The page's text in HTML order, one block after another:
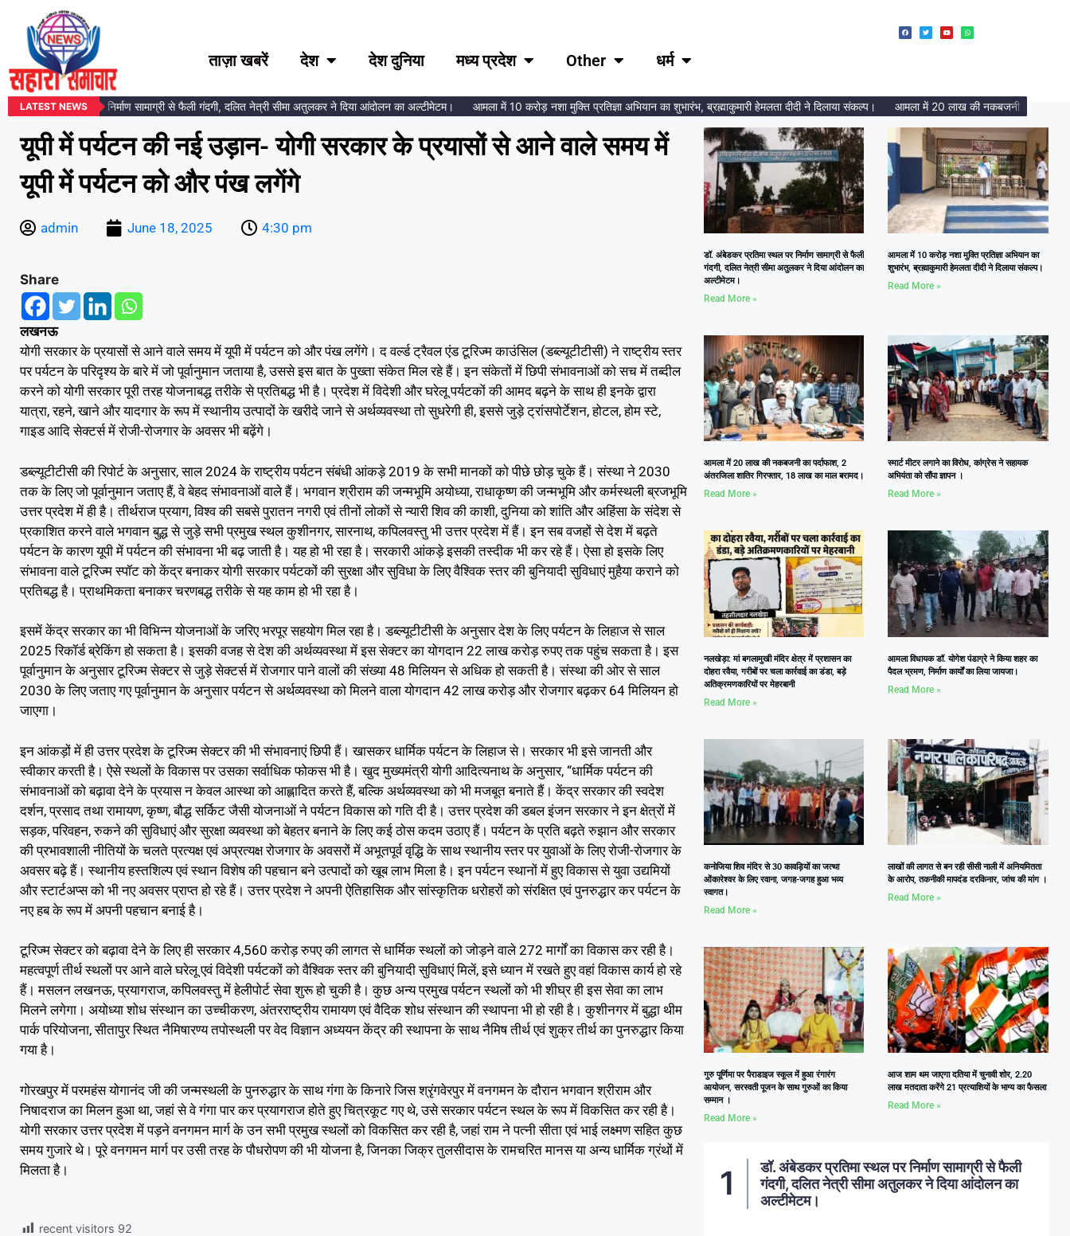
ताज़ा खबरें देश देश दुनिया मध्य प्रदेश Other धर्म
LATEST NEWS
प्रतिमा स्थल पर निर्माण सामाग्री से फैली गंदगी, दलित नेत्री सीमा अतुलकर ने दिया आंदोलन का अल्टीमेटम। आमला में 10 करोड़ नशा मुक्ति प्रतिज्ञा अभियान का शुभारंभ, ब्रह्माकुमारी हेमलता दीदी ने दिलाया संकल्प। आमला में 20 लाख की नकबजनी का पर्दाफाश, 2
यूपी में पर्यटन की नई उड़ान- योगी सरकार के प्रयासों से आने वाले समय में
यूपी में पर्यटन को और पंख लगेंगे
admin June 18, 2025 4:30 pm
Share
लखनऊ
योगी सरकार के प्रयासों से आने वाले समय में यूपी में पर्यटन को और पंख लगेंगे। द वर्ल्ड ट्रैवल एंड टूरिज्म काउंसिल (डब्ल्यूटीटीसी) ने राष्ट्रीय स्तर
पर पर्यटन के परिदृश्य के बारे में जो पूर्वानुमान जताया है, उससे इस बात के पुख्ता संकेत मिल रहे हैं। इन संकेतों में छिपी संभावनाओं को सच में तब्दील
करने को योगी सरकार पूरी तरह योजनाबद्ध तरीके से प्रतिबद्ध भी है। प्रदेश में विदेशी और घरेलू पर्यटकों की आमद बढ़ने के साथ ही इनके द्वारा
यात्रा, रहने, खाने और यादगार के रूप में स्थानीय उत्पादों के खरीदे जाने से अर्थव्यवस्था तो सुधरेगी ही, इससे जुड़े ट्रांसपोर्टेशन, होटल, होम स्टे,
गाइड आदि सेक्टर्स में रोजी-रोजगार के अवसर भी बढ़ेंगे।
डब्ल्यूटीटीसी की रिपोर्ट के अनुसार, साल 2024 के राष्ट्रीय पर्यटन संबंधी आंकड़े 2019 के सभी मानकों को पीछे छोड़ चुके हैं। संस्था ने 2030
तक के लिए जो पूर्वानुमान जताए हैं, वे बेहद संभावनाओं वाले हैं। भगवान श्रीराम की जन्मभूमि अयोध्या, राधाकृष्ण की जन्मभूमि और कर्मस्थली ब्रजभूमि
उत्तर प्रदेश में ही है। तीर्थराज प्रयाग, विश्व की सबसे पुरातन नगरी एवं तीनों लोकों से न्यारी शिव की काशी, दुनिया को शांति और अहिंसा के संदेश से
प्रकाशित करने वाले भगवान बुद्ध से जुड़े सभी प्रमुख स्थल कुशीनगर, सारनाथ, कपिलवस्तु भी उत्तर प्रदेश में हैं। इन सब वजहों से देश में बढ़ते
पर्यटन के कारण यूपी में पर्यटन की संभावना भी बढ़ जाती है। यह हो भी रहा है। सरकारी आंकड़े इसकी तस्दीक भी कर रहे हैं। ऐसा हो इसके लिए
संभावना वाले टूरिज्म स्पॉट को केंद्र बनाकर योगी सरकार पर्यटकों की सुरक्षा और सुविधा के लिए वैश्विक स्तर की बुनियादी सुविधाएं मुहैया कराने को
प्रतिबद्ध है। प्राथमिकता बनाकर चरणबद्ध तरीके से यह काम हो भी रहा है।
इसमें केंद्र सरकार का भी विभिन्न योजनाओं के जरिए भरपूर सहयोग मिल रहा है। डब्ल्यूटीटीसी के अनुसार देश के लिए पर्यटन के लिहाज से साल
2025 रिकॉर्ड ब्रेकिंग हो सकता है। इसकी वजह से देश की अर्थव्यवस्था में इस सेक्टर का योगदान 22 लाख करोड़ रुपए तक पहुंच सकता है। इस
पूर्वानुमान के अनुसार टूरिज्म सेक्टर से जुड़े सेक्टर्स में रोजगार पाने वालों की संख्या 48 मिलियन से अधिक हो सकती है। संस्था की ओर से साल
2030 के लिए जताए गए पूर्वानुमान के अनुसार पर्यटन से अर्थव्यवस्था को मिलने वाला योगदान 42 लाख करोड़ और रोजगार बढ़कर 64 मिलियन हो
जाएगा।
इन आंकड़ों में ही उत्तर प्रदेश के टूरिज्म सेक्टर की भी संभावनाएं छिपी हैं। खासकर धार्मिक पर्यटन के लिहाज से। सरकार भी इसे जानती और
स्वीकार करती है। ऐसे स्थलों के विकास पर उसका सर्वाधिक फोकस भी है। खुद मुख्यमंत्री योगी आदित्यनाथ के अनुसार, “धार्मिक पर्यटन की
संभावनाओं को बढ़ावा देने के प्रयास न केवल आस्था को आह्लादित करते हैं, बल्कि अर्थव्यवस्था को भी मजबूत बनाते हैं। केंद्र सरकार की स्वदेश
दर्शन, प्रसाद तथा रामायण, कृष्ण, बौद्ध सर्किट जैसी योजनाओं ने पर्यटन विकास को गति दी है। उत्तर प्रदेश की डबल इंजन सरकार ने इन क्षेत्रों में
सड़क, परिवहन, रुकने की सुविधाएं और सुरक्षा व्यवस्था को बेहतर बनाने के लिए कई ठोस कदम उठाए हैं। पर्यटन के प्रति बढ़ते रुझान और सरकार
की प्रभावशाली नीतियों के चलते प्रत्यक्ष एवं अप्रत्यक्ष रोजगार के अवसरों में अभूतपूर्व वृद्धि के साथ स्थानीय स्तर पर युवाओं के लिए रोजी-रोजगार के
अवसर बढ़े हैं। स्थानीय हस्तशिल्प एवं स्थान विशेष की पहचान बने उत्पादों को खूब लाभ मिला है। इन पर्यटन स्थानों में हुए विकास से युवा उद्यमियों
और स्टार्टअप्स को भी नए अवसर प्राप्त हो रहे हैं। उत्तर प्रदेश ने अपनी ऐतिहासिक और सांस्कृतिक धरोहरों को संरक्षित एवं पुनरुद्धार कर पर्यटन के
नए हब के रूप में अपनी पहचान बनाई है।
टूरिज्म सेक्टर को बढ़ावा देने के लिए ही सरकार 4,560 करोड़ रुपए की लागत से धार्मिक स्थलों को जोड़ने वाले 272 मार्गों का विकास कर रही है।
महत्वपूर्ण तीर्थ स्थलों पर आने वाले घरेलू एवं विदेशी पर्यटकों को वैश्विक स्तर की बुनियादी सुविधाएं मिलें, इसे ध्यान में रखते हुए वहां विकास कार्य हो रहे
हैं। मसलन लखनऊ, प्रयागराज, कपिलवस्तु में हेलीपोर्ट सेवा शुरू हो चुकी है। कुछ अन्य प्रमुख पर्यटन स्थलों को भी शीघ्र ही इस सेवा का लाभ
मिलने लगेगा। अयोध्या शोध संस्थान का उच्चीकरण, अंतरराष्ट्रीय रामायण एवं वैदिक शोध संस्थान की स्थापना भी हो रही है। कुशीनगर में बुद्धा थीम
पार्क परियोजना, सीतापुर स्थित नैमिषारण्य तपोस्थली पर वेद विज्ञान अध्ययन केंद्र की स्थापना के साथ नैमिष तीर्थ एवं शुक्र तीर्थ का पुनरुद्धार किया
गया है।
गोरखपुर में परमहंस योगानंद जी की जन्मस्थली के पुनरुद्धार के साथ गंगा के किनारे जिस श्रृंगवेरपुर में वनगमन के दौरान भगवान श्रीराम और
निषादराज का मिलन हुआ था, जहां से वे गंगा पार कर प्रयागराज होते हुए चित्रकूट गए थे, उसे सरकार पर्यटन स्थल के रूप में विकसित कर रही है।
योगी सरकार उत्तर प्रदेश में पड़ने वनगमन मार्ग के उन सभी प्रमुख स्थलों को विकसित कर रही है, जहां राम ने पत्नी सीता एवं भाई लक्ष्मण सहित कुछ
समय गुजारे थे। पूरे वनगमन मार्ग पर उसी तरह के पौधरोपण की भी योजना है, जिनका जिक्र तुलसीदास के रामचरित मानस या अन्य धार्मिक ग्रंथों में
मिलता है।
recent visitors 92
डॉ. अंबेडकर प्रतिमा स्थल पर निर्माण सामाग्री से फैली
गंदगी, दलित नेत्री सीमा अतुलकर ने दिया आंदोलन का
अल्टीमेटम।
Read More »
आमला में 10 करोड़ नशा मुक्ति प्रतिज्ञा अभियान का
शुभारंभ, ब्रह्माकुमारी हेमलता दीदी ने दिलाया संकल्प।
Read More »
आमला में 20 लाख की नकबजनी का पर्दाफाश, 2
अंतरजिला शातिर गिरफ्तार, 18 लाख का माल बरामद।
Read More »
स्मार्ट मीटर लगाने का विरोध, कांग्रेस ने सहायक
अभियंता को सौंपा ज्ञापन ।
Read More »
नलखेड़ा: मां बगलामुखी मंदिर क्षेत्र में प्रशासन का
दोहरा रवैया, गरीबों पर चला कार्रवाई का डंडा, बड़े
अतिक्रमणकारियों पर मेहरबानी
Read More »
आमला विधायक डॉ. योगेश पंडाग्रे ने किया शहर का
पैदल भ्रमण, निर्माण कार्यों का लिया जायजा।
Read More »
कनोजिया शिव मंदिर से 30 कावड़ियों का जत्था
ओंकारेश्वर के लिए रवाना, जगह-जगह हुआ भव्य
स्वागत।
Read More »
लाखों की लागत से बन रही सीसी नाली में अनियमितता
के आरोप, तकनीकी मापदंड दरकिनार, जांच की मांग ।
Read More »
गुरु पूर्णिमा पर पैराडाइज स्कूल में हुआ रंगारंग
आयोजन, सरस्वती पूजन के साथ गुरुओं का किया
सम्मान ।
Read More »
आज शाम थम जाएगा दतिया में चुनावी शोर, 2.20
लाख मतदाता करेंगे 21 प्रत्याशियों के भाग्य का फैसला
Read More »
डॉ. अंबेडकर प्रतिमा स्थल पर निर्माण सामाग्री से फैली
गंदगी, दलित नेत्री सीमा अतुलकर ने दिया आंदोलन का
अल्टीमेटम।